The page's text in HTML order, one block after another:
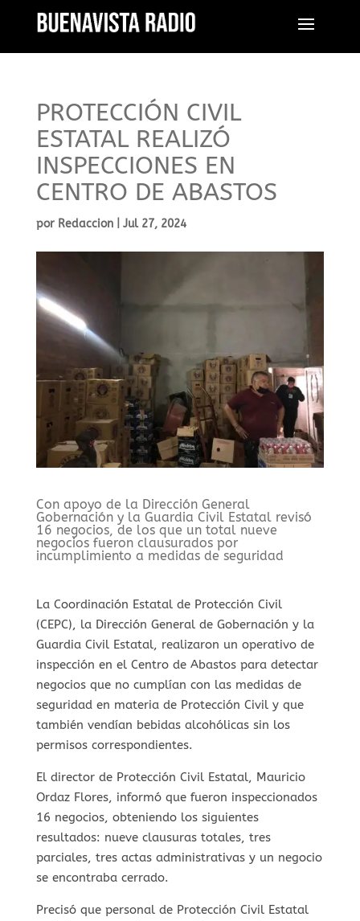
PROTECCIÓN CIVIL
ESTATAL REALIZÓ
INSPECCIONES EN
CENTRO DE ABASTOS
por Redaccion| Jul 27, 2024
Con apoyo de la Dirección General
Gobernación y la Guardia Civil Estatal revisó
16 negocios, de los que un total nueve
negocios fueron clausurados por
incumplimiento a medidas de seguridad
La Coordinación Estatal de Protección Civil
(CEPC), la Dirección General de Gobernación y la
Guardia Civil Estatal, realizaron un operativo de
inspección en el Centro de Abastos para detectar
negocios que no cumplían con las medidas de
seguridad en materia de Protección Civil y que
también vendían bebidas alcohólicas sin los
permisos correspondientes.
El director de Protección Civil Estatal, Mauricio
Ordaz Flores, informó que fueron inspeccionados
16 negocios, obteniendo los siguientes
resultados: nueve clausuras totales, tres
parciales, tres actas administrativas y un negocio
se encontraba cerrado.
Precisó que personal de Protección Civil Estatal